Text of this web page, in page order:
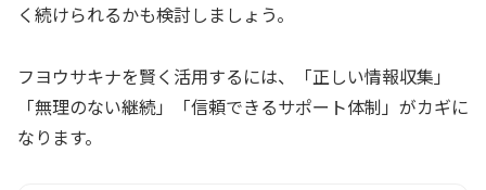
く続けられるかも検討しましょう。
フヨウサキナを賢く活用するには、「正しい情報収集」
「無理のない継続」「信頼できるサポート体制」がカギに
なります。